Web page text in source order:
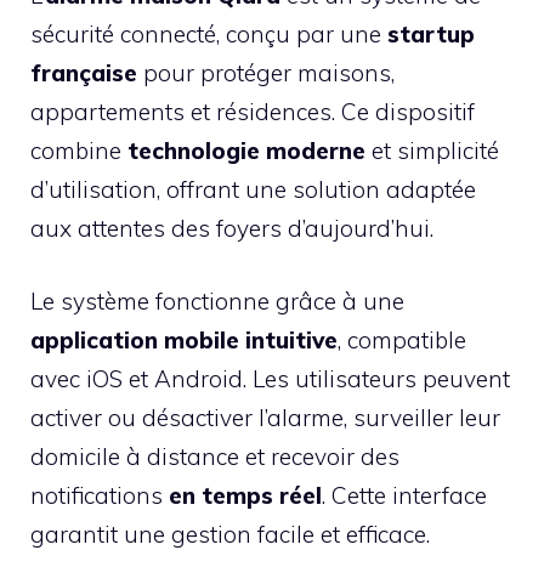
sécurité connecté, conçu par une startup
française pour protéger maisons,
appartements et résidences. Ce dispositif
combine technologie moderne et simplicité
d’utilisation, offrant une solution adaptée
aux attentes des foyers d’aujourd’hui.
Le système fonctionne grâce à une
application mobile intuitive, compatible
avec iOS et Android. Les utilisateurs peuvent
activer ou désactiver l’alarme, surveiller leur
domicile à distance et recevoir des
notifications en temps réel. Cette interface
garantit une gestion facile et efficace.